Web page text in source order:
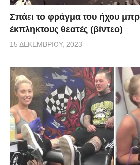
Σπάει το φράγμα του ήχου
έκπληκτους θεατές (βίντεο)
15 ΔΕΚΕΜΒΡΊΟΥ, 2023